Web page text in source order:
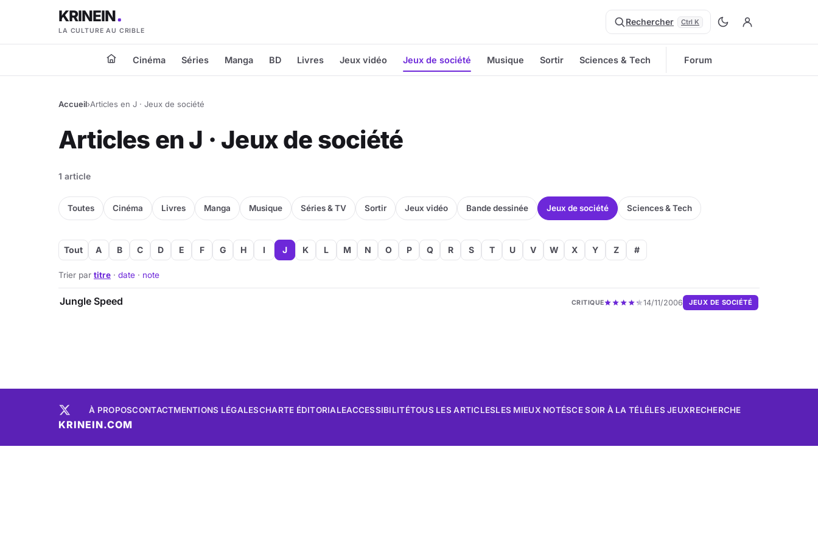
KRINEIN
LA CULTURE AU CRIBLE
Rechercher Ctrl K
Cinéma Séries Manga BD Livres Jeux vidéo Jeux de société Musique Sortir Sciences & Tech Forum
Accueil›Articles en J · Jeux de société
Articles en J · Jeux de société
1 article
Toutes Cinéma Livres Manga Musique Séries & TV Sortir Jeux vidéo Bande dessinée Jeux de société Sciences & Tech
Tout A B C D E F G H I J K L M N O P Q R S T U V W X Y Z #
Trier par titre · date · note
Jungle Speed CRITIQUE 14/11/2006 JEUX DE SOCIÉTÉ
À PROPOSCONTACTMENTIONS LÉGALESCHARTE ÉDITORIALEACCESSIBILITÉTOUS LES ARTICLESLES MIEUX NOTÉSCE SOIR À LA TÉLÉLES JEUXRECHERCHE
KRINEIN.COM